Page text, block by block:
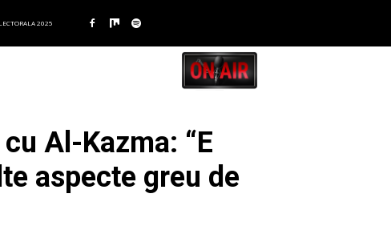
2025
Al-Kazma: “E
aspecte greu de